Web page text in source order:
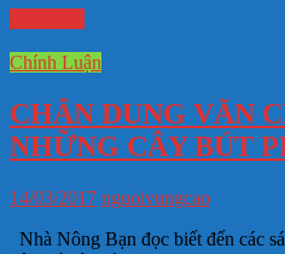
Chính Luận
CHÂN DUNG VĂN
NHỮNG CÂY BÚT
14/03/2017 nguoivungcao
Nhà Nông Bạn đọc biết đến các